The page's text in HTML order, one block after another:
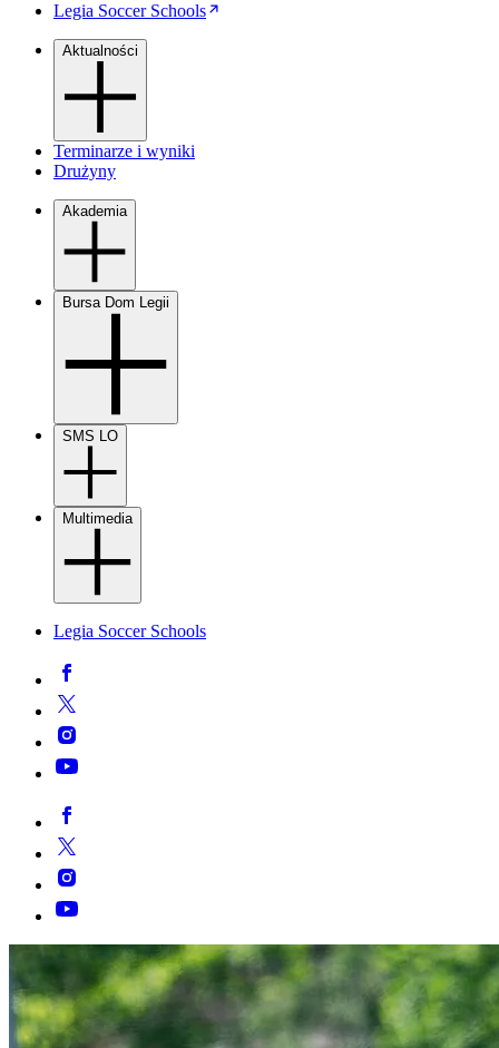
Legia Soccer Schools
Aktualności
Terminarze i wyniki
Drużyny
Akademia
Bursa Dom Legii
SMS LO
Multimedia
Legia Soccer Schools